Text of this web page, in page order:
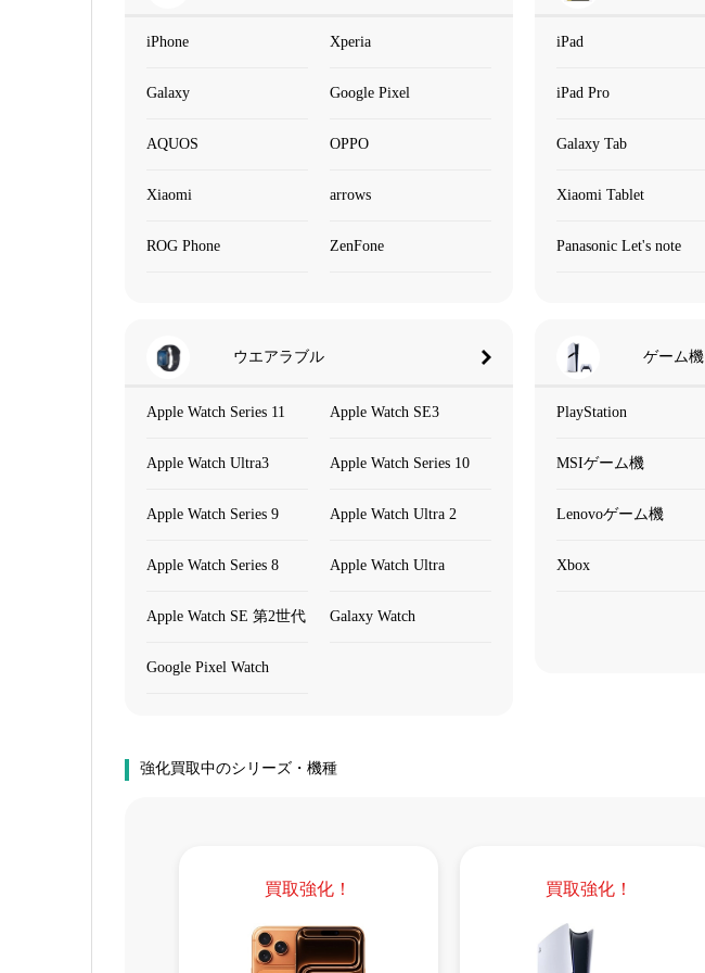
iPhone Xperia
Galaxy Google Pixel
AQUOS OPPO
Xiaomi arrows
ROG Phone ZenFone
iPad
iPad Pro
Galaxy Tab
Xiaomi Tablet
Panasonic Let's note
ウエアラブル
Apple Watch Series 11 Apple Watch SE3
Apple Watch Ultra3 Apple Watch Series 10
Apple Watch Series 9 Apple Watch Ultra 2
Apple Watch Series 8 Apple Watch Ultra
Apple Watch SE 第2世代 Galaxy Watch
Google Pixel Watch
ゲーム機
PlayStation
MSIゲーム機
Lenovoゲーム機
Xbox
強化買取中のシリーズ・機種
買取強化！ 買取強化！